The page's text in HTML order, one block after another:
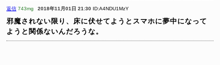
返信 743mg 2018年11月01日 21:30 ID:A4NDU1MzY
邪魔されない限り、床に伏せてようとスマホに夢中になって
ようと関係ないんだろうな。